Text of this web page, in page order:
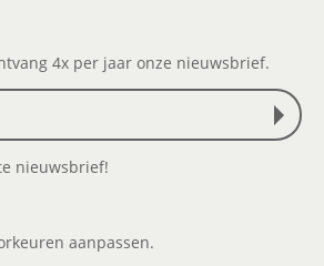
4x per jaar onze nieuwsbrief.
nieuwsbrief!
aanpassen.